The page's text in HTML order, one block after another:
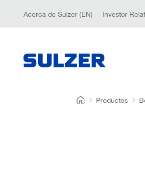
Acerca de Sulzer (EN) Investor
Productos